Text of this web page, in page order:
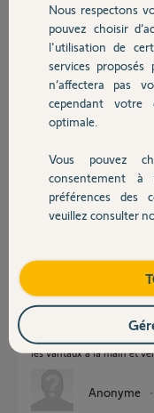
Chauffage
Autres produits
Devis avec un
Contact
Bonjour,
Est-ce vraiment le
Essayez le vérin sur une
toujours.
Tirez vers vous les bras
D'ailleurs, il ne faut pas
autant sur l'autre moteur
Profitez-en pour vérifier
les vantaux à la main et
Anonyme
Nous respectons
pouvez choisir
l'utilisation de
services
n’affectera pas
cependant votre
optimale.
Vous pouvez
consentement
préférences des
veuillez consulter